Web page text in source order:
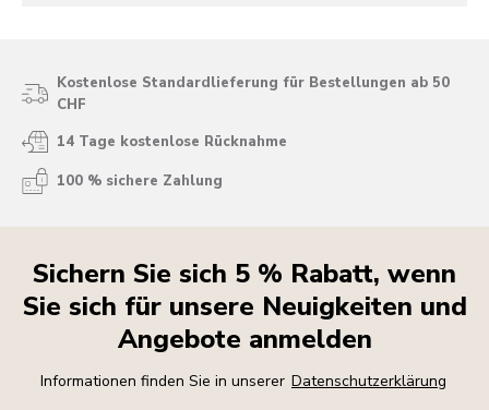
Kostenlose Standardlieferung für Bestellungen ab 50
CHF
14 Tage kostenlose Rücknahme
100 % sichere Zahlung
Sichern Sie sich 5 % Rabatt, wenn
Sie sich für unsere Neuigkeiten und
Angebote anmelden
Informationen finden Sie in unserer Datenschutzerklärung